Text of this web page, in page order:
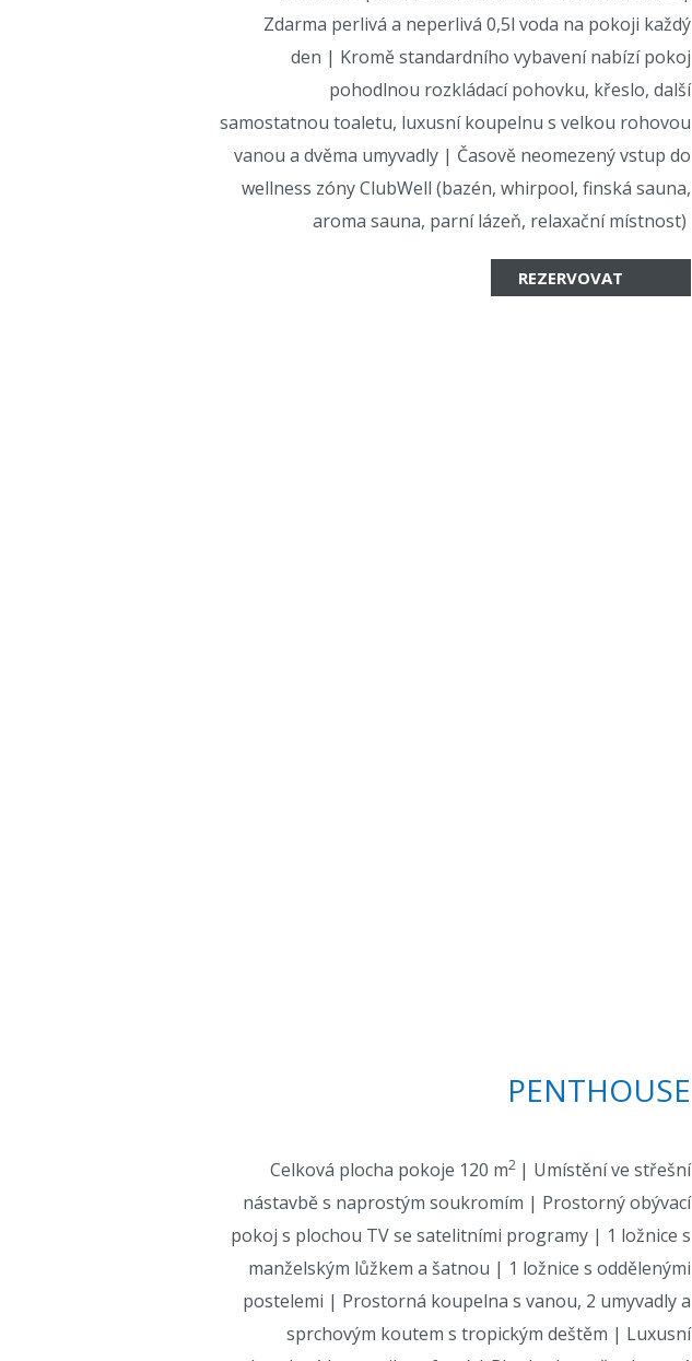
Zdarma perlivá a neperlivá 0,5l voda na pokoji každý
den | Kromě standardního vybavení nabízí pokoj
pohodlnou rozkládací pohovku, křeslo, další
samostatnou toaletu, luxusní koupelnu s velkou rohovou
vanou a dvěma umyvadly | Časově neomezený vstup do
wellness zóny ClubWell (bazén, whirpool, finská sauna,
aroma sauna, parní lázeň, relaxační místnost)
REZERVOVAT
PENTHOUSE
Celková plocha pokoje 120 m2 | Umístění ve střešní
nástavbě s naprostým soukromím | Prostorný obývací
pokoj s plochou TV se satelitními programy | 1 ložnice s
manželským lůžkem a šatnou | 1 ložnice s oddělenými
postelemi | Prostorná koupelna s vanou, 2 umyvadly a
sprchovým koutem s tropickým deštěm | Luxusní